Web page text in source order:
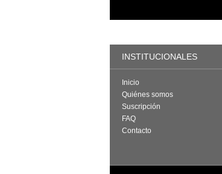
INSTITUCIONALES
Inicio
Quiénes somos
Suscripción
FAQ
Contacto